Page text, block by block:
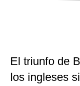
El triunfo de
los ingleses